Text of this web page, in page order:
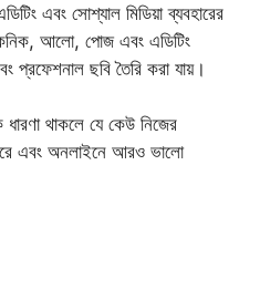
এবং সোশ্যাল মিডিয়া ব্যবহারের
আলো, পোজ এবং এডিটিং
প্রফেশনাল ছবি তৈরি করা যায়।
থাকলে যে কেউ নিজের
এবং অনলাইনে আরও ভালো